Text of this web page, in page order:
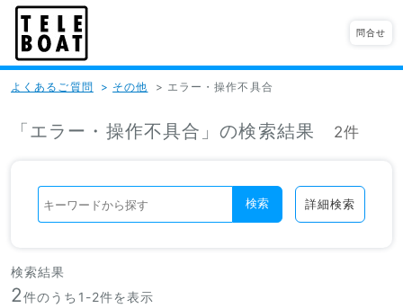
問合せ
よくあるご質問 > その他 > エラー・操作不具合
「エラー・操作不具合」の検索結果 2件
検索 詳細検索
検索結果
2件のうち1-2件を表示